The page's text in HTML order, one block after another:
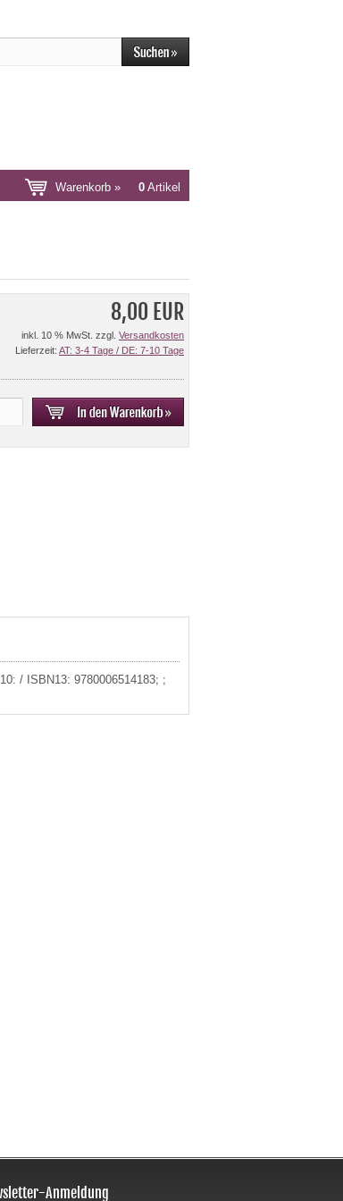
Warenkorb » 0 Artikel
8,00 EUR
inkl. 10 % MwSt. zzgl. Versandkosten
Lieferzeit: AT: 3-4 Tage / DE: 7-10 Tage
/ ISBN13: 9780006514183; ;
Anmeldung